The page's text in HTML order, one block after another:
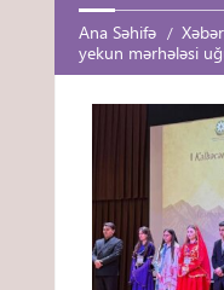
Ana Səhifə
yekun mərhələsi